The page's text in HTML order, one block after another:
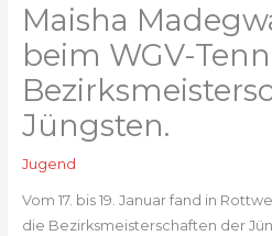
Maisha
beim WGV-
Jüngsten.
Jugend
Vom 17. bis 19. Januar fand in
die Bezirksmeisterschaften der